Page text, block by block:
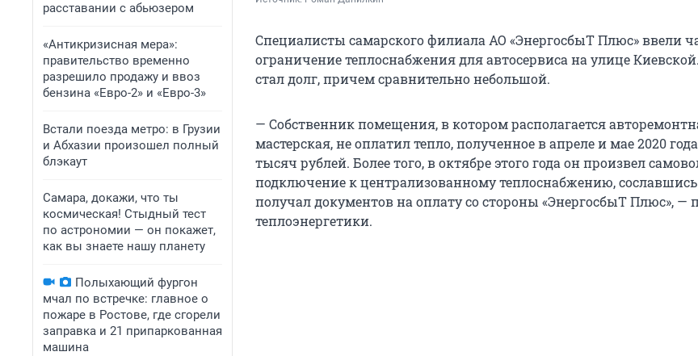
расставании с абьюзером
«Антикризисная мера»:
правительство временно
разрешило продажу и ввоз
бензина «Евро-2» и «Евро-3»
Встали поезда метро: в Грузии
и Абхазии произошел полный
блэкаут
Самара, докажи, что ты
космическая! Стыдный тест
по астрономии — он покажет,
как вы знаете нашу планету
Полыхающий фургон
мчал по встречке: главное о
пожаре в Ростове, где сгорели
заправка и 21 припаркованная
машина
Специалисты самарского филиала АО «ЭнергосбыТ Плюс» ввели
ограничение теплоснабжения для автосервиса на улице
стал долг, причем сравнительно небольшой.
— Собственник помещения, в котором располагается
мастерская, не оплатил тепло, полученное в апреле и мае 2020
тысяч рублей. Более того, в октябре этого года он произвел
подключение к централизованному теплоснабжению, сославшись
получал документов на оплату со стороны «ЭнергосбыТ Плюс», —
теплоэнергетики.